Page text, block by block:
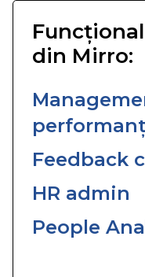
din Mirro:
Feedback
HR admin
People